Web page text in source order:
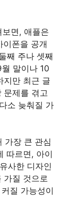
면, 애플은
폰을 공개
째 주나 셋째
말이나 10
지만 최근 글
문제를 겪고
소 늦춰질 가
가장 큰 관심
따르면, 아이
사한 디자인
가질 것으로
질 가능성이